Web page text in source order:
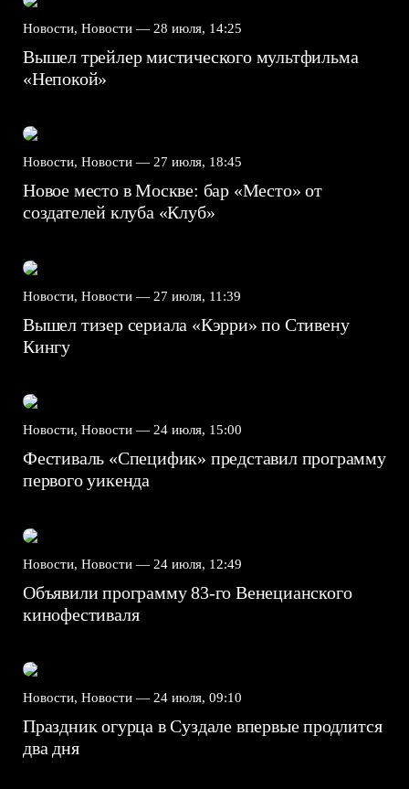
Новости, Новости — 28 июля, 14:25
Вышел трейлер мистического мультфильма
«Непокой»
Новости, Новости — 27 июля, 18:45
Новое место в Москве: бар «Место» от
создателей клуба «Клуб»
Новости, Новости — 27 июля, 11:39
Вышел тизер сериала «Кэрри» по Стивену
Кингу
Новости, Новости — 24 июля, 15:00
Фестиваль «Специфик» представил программу
первого уикенда
Новости, Новости — 24 июля, 12:49
Объявили программу 83-го Венецианского
кинофестиваля
Новости, Новости — 24 июля, 09:10
Праздник огурца в Суздале впервые продлится
два дня